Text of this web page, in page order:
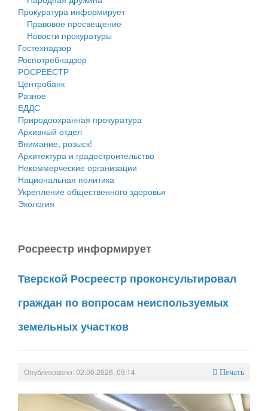
Генеральные планы
Проекты планировки территории
Собрание депутатов
Городское поселение
Сельские поселения
Прокуратура информирует
Правовое просвещение
Новости прокуратуры
Гостехнадзор
Роспотребнадзор
РОСРЕЕСТР
Центробанк
Разное
ЕДДС
Природоохранная прокуратура
Архивный отдел
Внимание, розыск!
Архитектура и градостроительство
Некоммерческие организации
Национальная политика
Укрепление общественного здоровья
Экология
Росреестр информирует
Тверской Росреестр проконсультировал
граждан по вопросам неиспользуемых
земельных участков
Опубликовано: 02.06.2026, 09:14 Печать